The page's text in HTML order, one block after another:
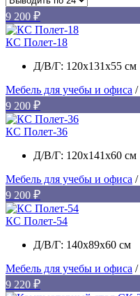
9 200
КС Полет-18
Д/В/Г: 120х131х55 см
Мебель для учебы и офиса /
9 200
КС Полет-36
Д/В/Г: 120х141х60 см
Мебель для учебы и офиса /
9 200
КС Полет-54
Д/В/Г: 140х89х60 см
Мебель для учебы и офиса /
9 220